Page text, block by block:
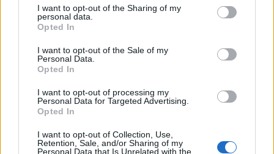
I want to opt-out of the Sharing of my
personal data.
Opted In
I want to opt-out of the Sale of my
Personal Data.
Opted In
I want to opt-out of processing my
Personal Data for Targeted Advertising.
Opted In
I want to opt-out of Collection, Use,
Retention, Sale, and/or Sharing of my
Personal Data that Is Unrelated with the
Νοσοκομείο
25310-22222
Αστυνομικό Τμήμα
25310-22650
Αρχ. Μουσείο
Γρήγορη Πλοήγηση